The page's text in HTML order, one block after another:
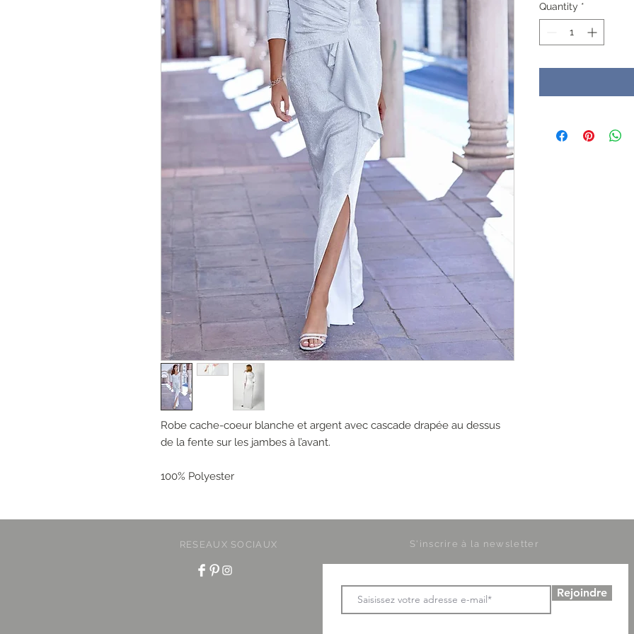
Robe cache-coeur blanche et argent avec cascade drapée au dessus
de la fente sur les jambes à l’avant.
100% Polyester
Quantity *
RESEAUX SOCIAUX S'inscrire à la newsletter
Rejoindre